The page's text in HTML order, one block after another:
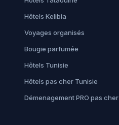
Hôtels Kelibia
Voyages organisés
Bougie parfumée
Hôtels Tunisie
Hôtels pas cher Tunisie
Démenagement PRO pas cher